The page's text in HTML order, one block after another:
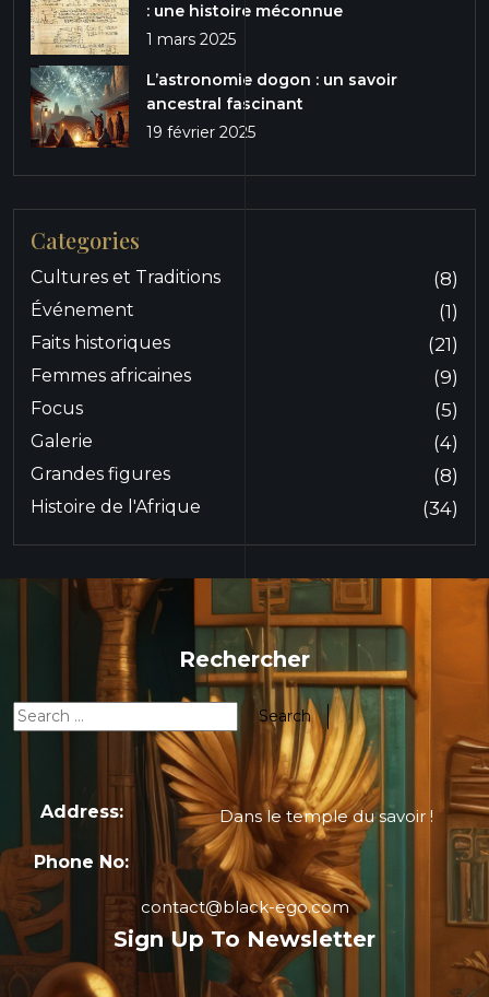
: une histoire méconnue
1 mars 2025
L’astronomie dogon : un savoir
ancestral fascinant
19 février 2025
Categories
Cultures et Traditions (8)
Événement (1)
Faits historiques (21)
Femmes africaines (9)
Focus (5)
Galerie (4)
Grandes figures (8)
Histoire de l'Afrique (34)
Rechercher
Address: Dans le temple du savoir !
Phone No:
contact@black-ego.com
Sign Up To Newsletter